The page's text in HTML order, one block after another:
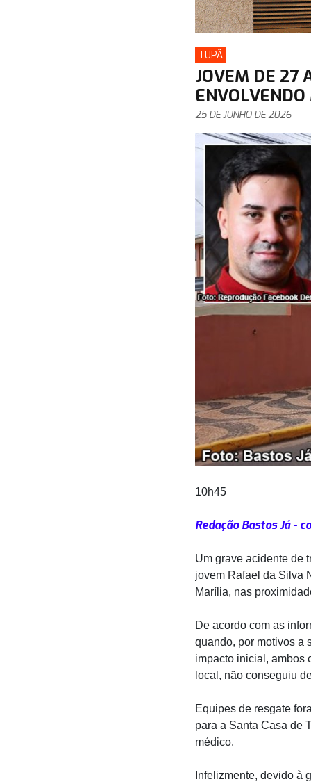
TUPÃ
JOVEM DE 27
25 DE JUNHO DE 2026
10h45
Redação Bastos Já -
Um grave acidente de
jovem Rafael da Silva
Marília, nas
De acordo com as
quando, por motivos a
impacto inicial, ambos
local, não conseguiu
Equipes de resgate
para a Santa Casa de
médico.
Infelizmente, devido à